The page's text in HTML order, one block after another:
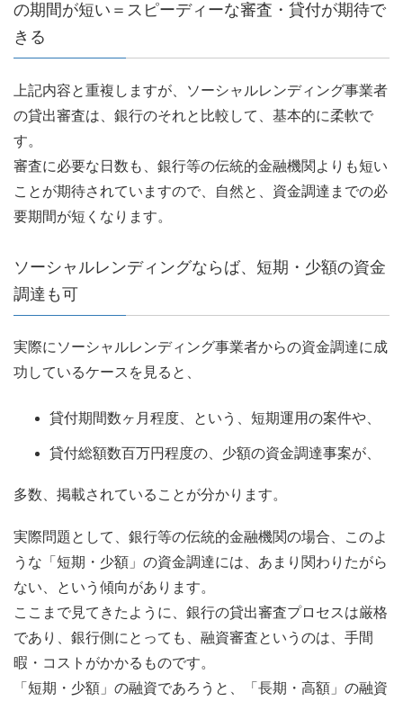
の期間が短い＝スピーディーな審査・貸付が期待で
きる
上記内容と重複しますが、ソーシャルレンディング事業者
の貸出審査は、銀行のそれと比較して、基本的に柔軟で
す。
審査に必要な日数も、銀行等の伝統的金融機関よりも短い
ことが期待されていますので、自然と、資金調達までの必
要期間が短くなります。
ソーシャルレンディングならば、短期・少額の資金
調達も可
実際にソーシャルレンディング事業者からの資金調達に成
功しているケースを見ると、
貸付期間数ヶ月程度、という、短期運用の案件や、
貸付総額数百万円程度の、少額の資金調達事案が、
多数、掲載されていることが分かります。
実際問題として、銀行等の伝統的金融機関の場合、このよ
うな「短期・少額」の資金調達には、あまり関わりたがら
ない、という傾向があります。
ここまで見てきたように、銀行の貸出審査プロセスは厳格
であり、銀行側にとっても、融資審査というのは、手間
暇・コストがかかるものです。
「短期・少額」の融資であろうと、「長期・高額」の融資